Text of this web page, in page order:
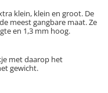
klein, klein en groot. De
meest gangbare maat. Ze
en 1,3 mm hoog.
met daarop het
gewicht.